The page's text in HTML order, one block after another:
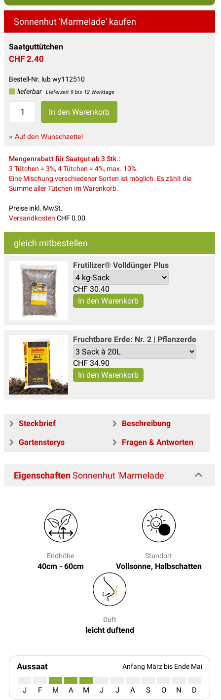
Sonnenhut 'Marmelade' kaufen
Saatguttütchen
CHF 2.40
Bestell-Nr. lub wy112510
lieferbar
Lieferzeit 9 bis 12 Werktage
» Auf den Wunschzettel
Mengenrabatt für Saatgut ab 3 Stk.:
3 Tütchen = 3%, 4 Tütchen = 4%, max. 10%.
Eine Mischung verschiedener Sorten ist möglich. Es zählt die
Summe aller Tütchen im Warenkorb.
Preise inkl. MwSt.
Versandkosten CHF 0.00
gleich mitbestellen
Frutilizer® Volldünger Plus
CHF 30.40
Fruchtbare Erde: Nr. 2 | Pflanzerde
CHF 34.90
Steckbrief
Beschreibung
Gartenstorys
Fragen & Antworten
EigenschaftenSonnenhut 'Marmelade'
Endhöhe
40cm - 60cm
Standort
Vollsonne, Halbschatten
Duft
leicht duftend
Aussaat Anfang März bis Ende Mai
J F M A M J J A S O N D